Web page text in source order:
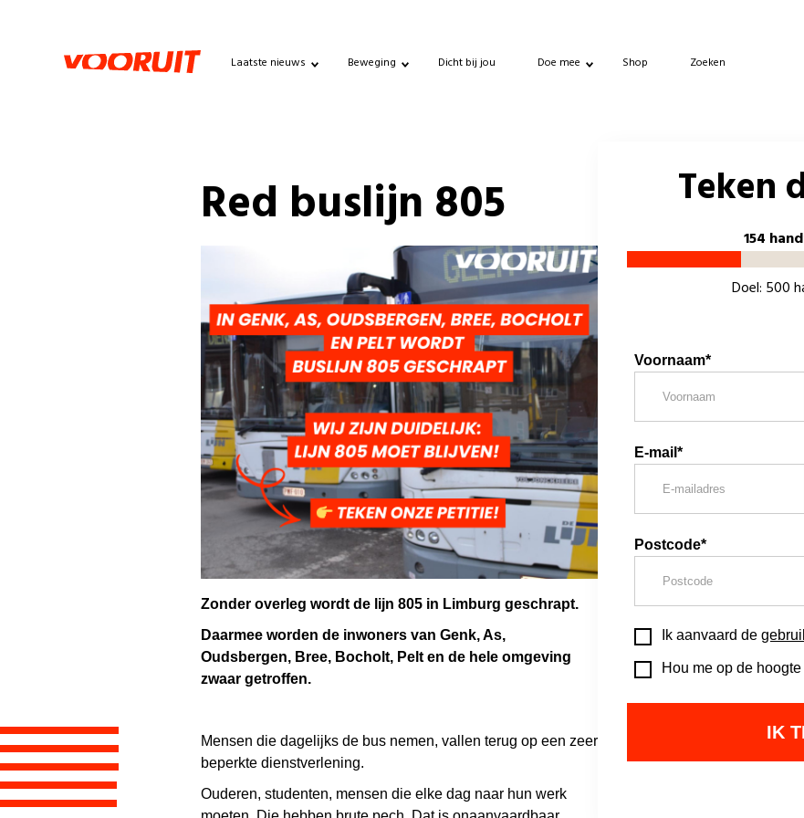
Laatste nieuws Beweging Dicht bij jou Doe mee Shop Zoeken
Red buslijn 805
Zonder overleg wordt de lijn 805 in Limburg geschrapt.
Daarmee worden de inwoners van Genk, As,
Oudsbergen, Bree, Bocholt, Pelt en de hele omgeving
zwaar getroffen.
Mensen die dagelijks de bus nemen, vallen terug op een zeer
beperkte dienstverlening.
Ouderen, studenten, mensen die elke dag naar hun werk
Teken
154
Doel: 500
Voornaam*
E-mail*
Postcode*
Ik aanvaard de
Hou me op de